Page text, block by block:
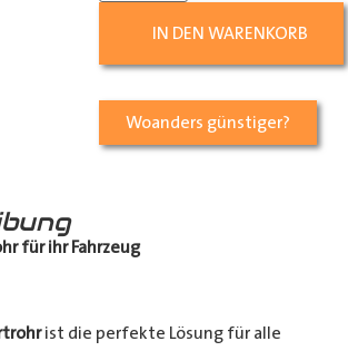
IN DEN WARENKORB
Woanders günstiger?
für ihr Fahrzeug
ist die perfekte Lösung für alle